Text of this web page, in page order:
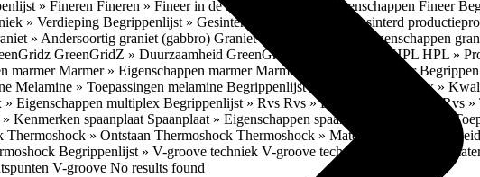
» Fineren Fineren » Fineer in de keuken Fineren » Eigenschappen Fineer
» Verdieping Begrippenlijst » Gesinterd productieproces Gesinterd
» Andersoortig graniet (gabbro) Graniet » Gneis Graniet » Eigenschappen
GreenGridZ » Duurzaamheid GreenGridz Begrippenlijst » HPL HPL »
marmerMarmer » Eigenschappen marmerMarmer » Productie marmer
Melamine » Toepassingen melamine Begrippenlijst » Multiplex Multiplex »
Eigenschappen multiplex Begrippenlijst » Rvs Rvs » Eigenschappen RVS Rvs »
» Kenmerken spaanplaat Spaanplaat » Eigenschappen spaanplaat Spaanplaat »
Thermoshock » Ontstaan Thermoshock Thermoshock » Materialen & gevoeligheid
Begrippenlijst » V-groove techniek V-groove techniek » Toepasbare
V-groove No results found